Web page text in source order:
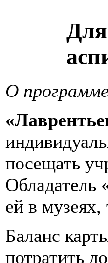
О программе
посещать
Обладатель
ей в музеях,
Баланс
потратить